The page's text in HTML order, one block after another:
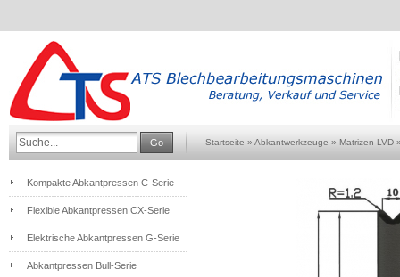
Go Startseite » Abkantwerkzeuge » Matrizen LVD
Kompakte Abkantpressen C-Serie
Flexible Abkantpressen CX-Serie
Elektrische Abkantpressen G-Serie
Abkantpressen Bull-Serie